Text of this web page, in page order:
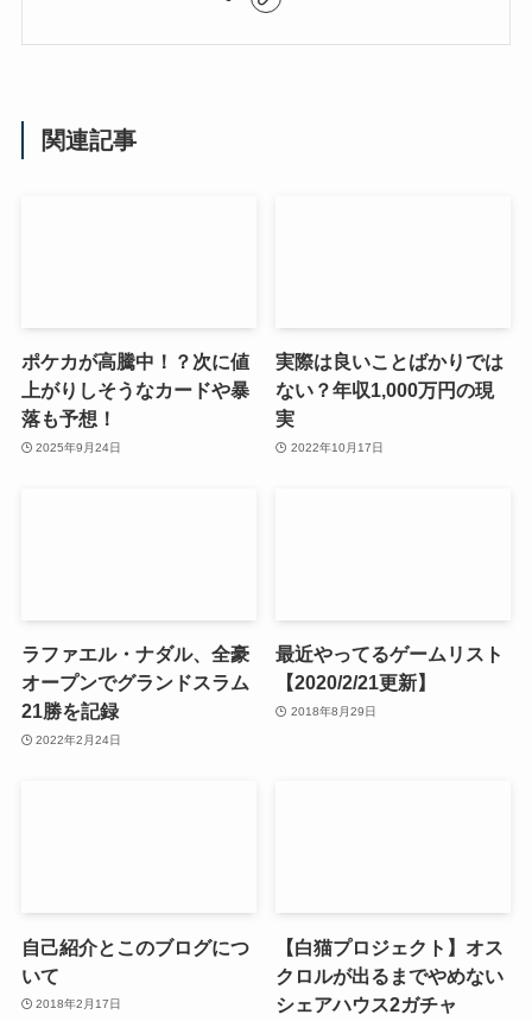
関連記事
ポケカが高騰中！？次に値
上がりしそうなカードや暴
落も予想！
2025年9月24日
実際は良いことばかりでは
ない？年収1,000万円の現
実
2022年10月17日
ラファエル・ナダル、全豪
オープンでグランドスラム
21勝を記録
2022年2月24日
最近やってるゲームリスト
【2020/2/21更新】
2018年8月29日
自己紹介とこのブログにつ
いて
2018年2月17日
【白猫プロジェクト】オス
クロルが出るまでやめない
シェアハウス2ガチャ